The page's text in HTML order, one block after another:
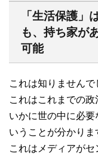
「生活保護」
も、持ち家が
可能
これは知りませんで
これはこれまでの政
いかに世の中に必
いうことが分かりま
これはメディアが